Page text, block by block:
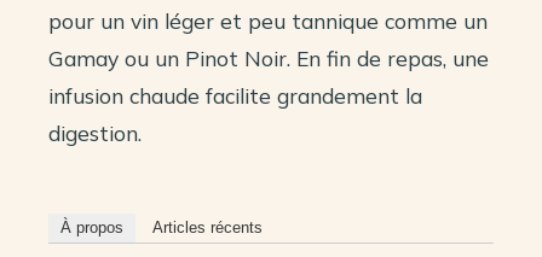
pour un vin léger et peu tannique comme un
Gamay ou un Pinot Noir. En fin de repas, une
infusion chaude facilite grandement la
digestion.
À propos Articles récents